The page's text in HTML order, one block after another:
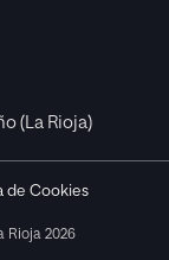
(La Rioja)
de Cookies
Rioja 2026